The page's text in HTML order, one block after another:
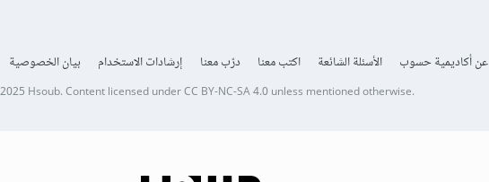
عن أكاديمية حسوب الأسئلة الشائعة اكتب معنا درّب معنا إرشادات الاستخدام بيان الخصوصية
Hsoub.Content licensed underCC BY-NC-SA 4.0unless mentioned otherwise.